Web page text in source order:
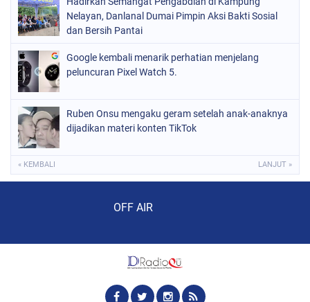
Nelayan, Danlanal Dumai Pimpin Aksi Bakti Sosial
dan Bersih Pantai
Google kembali menarik perhatian menjelang
peluncuran Pixel Watch 5.
Ruben Onsu mengaku geram setelah anak-anaknya
dijadikan materi konten TikTok
« KEMBALI LANJUT »
OFF AIR